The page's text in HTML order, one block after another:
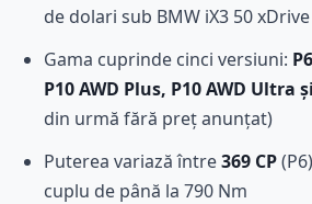
de dolari sub BMW iX3 50 xDrive
Gama cuprinde cinci versiuni:
P10 AWD Plus, P10 AWD Ultra
din urmă fără preț anunțat)
Puterea variază între369 CP
cuplu de până la 790 Nm